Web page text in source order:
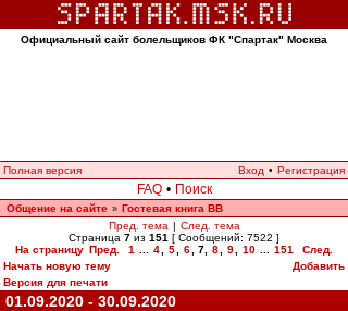
Официальный сайт болельщиков ФК "Спартак" Москва
Полная версия Вход • Регистрация
FAQ • Поиск
Общение на сайте » Гостевая книга ВВ
Пред. тема | След. тема
Страница 7 из 151 [ Сообщений: 7522 ]
На страницу Пред. 1 4 5 6 7 8 9 10 151
След.
Начать новую тему
Добавить
Версия для печати
01.09.2020 - 30.09.2020